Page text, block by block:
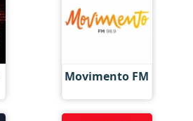
Movimento FM